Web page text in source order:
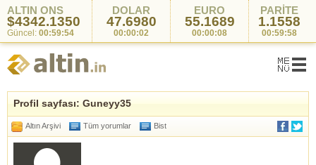
ALTIN ONS
$4342.1350
Güncel: 00:59:54
DOLAR
47.6980
00:00:02
EURO
55.1689
00:00:08
PARİTE
1.1558
00:59:58
Profil sayfası: Guneyy35
Altın Arşivi Tüm yorumlar Bist